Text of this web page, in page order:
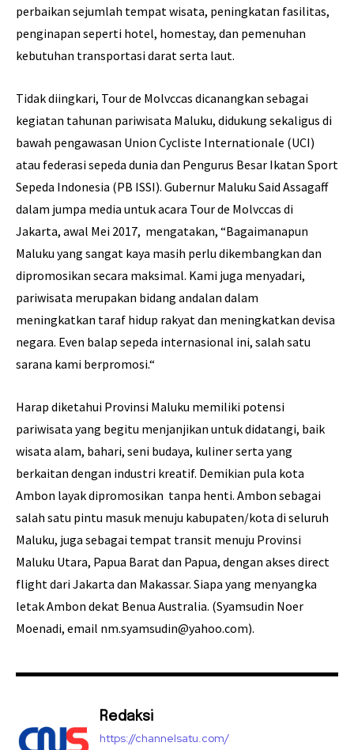
perbaikan sejumlah tempat wisata, peningkatan fasilitas,
penginapan seperti hotel, homestay, dan pemenuhan
kebutuhan transportasi darat serta laut.
Tidak diingkari, Tour de Molvccas dicanangkan sebagai
kegiatan tahunan pariwisata Maluku, didukung sekaligus di
bawah pengawasan Union Cycliste Internationale (UCI)
atau federasi sepeda dunia dan Pengurus Besar Ikatan Sport
Sepeda Indonesia (PB ISSI). Gubernur Maluku Said Assagaff
dalam jumpa media untuk acara Tour de Molvccas di
Jakarta, awal Mei 2017, mengatakan, “Bagaimanapun
Maluku yang sangat kaya masih perlu dikembangkan dan
dipromosikan secara maksimal. Kami juga menyadari,
pariwisata merupakan bidang andalan dalam
meningkatkan taraf hidup rakyat dan meningkatkan devisa
negara. Even balap sepeda internasional ini, salah satu
sarana kami berpromosi.“
Harap diketahui Provinsi Maluku memiliki potensi
pariwisata yang begitu menjanjikan untuk didatangi, baik
wisata alam, bahari, seni budaya, kuliner serta yang
berkaitan dengan industri kreatif. Demikian pula kota
Ambon layak dipromosikan tanpa henti. Ambon sebagai
salah satu pintu masuk menuju kabupaten/kota di seluruh
Maluku, juga sebagai tempat transit menuju Provinsi
Maluku Utara, Papua Barat dan Papua, dengan akses direct
flight dari Jakarta dan Makassar. Siapa yang menyangka
letak Ambon dekat Benua Australia. (Syamsudin Noer
Moenadi, email nm.syamsudin@yahoo.com).
Redaksi
https://channelsatu.com/